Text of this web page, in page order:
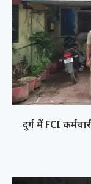
दुर्ग में FCI